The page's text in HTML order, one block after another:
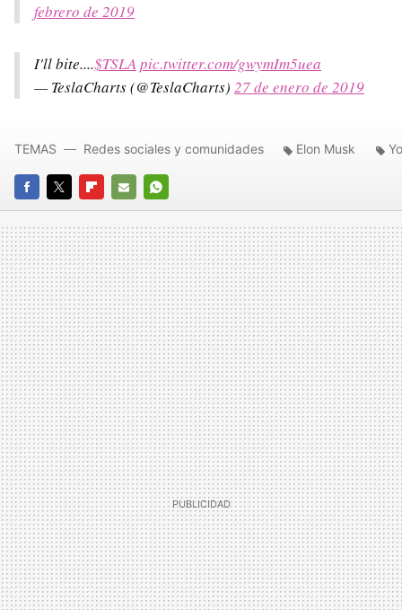
febrero de 2019
I'll bite....$TSLApic.twitter.com/gwymIm5uea
— TeslaCharts (@TeslaCharts) 27 de enero de 2019
FACEBOOK
TWITTERFLIPBOARD
E-
MAIL
WHATSAPP
TEMAS Redes sociales y comunidades Elon Musk